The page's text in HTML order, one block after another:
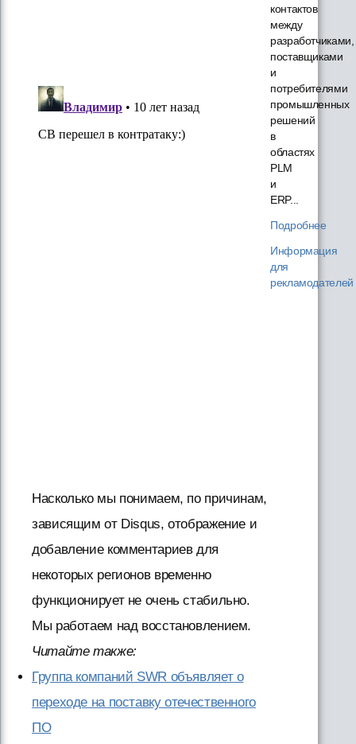
Насколько мы понимаем, по причинам,
зависящим от Disqus, отображение и
добавление комментариев для
некоторых регионов временно
функционирует не очень стабильно.
Мы работаем над восстановлением.
Читайте также:
Группа компаний SWR объявляет о
переходе на поставку отечественного
ПО
контактов
между
разработчиками,
поставщиками
и
потребителями
промышленных
решений
в
областях
PLM
и
ERP...
Подробнее
Информация
для
рекламодателей